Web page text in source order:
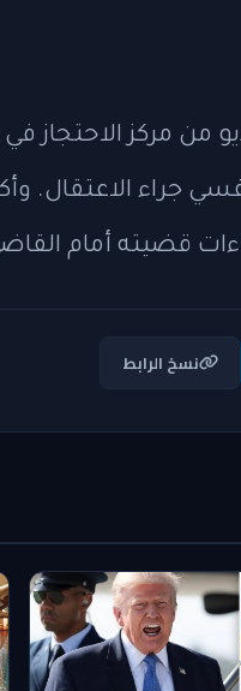
مركز الاحتجاز في
جراء الاعتقال.
قضيته أمام
نسخ الرابط